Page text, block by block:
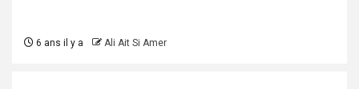
6 ans il y a Ali Ait Si Amer